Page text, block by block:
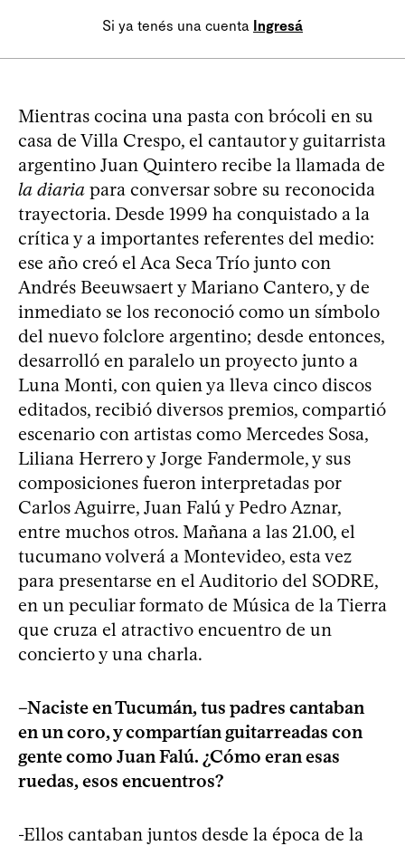
Si ya tenés una cuenta Ingresá
Mientras cocina una pasta con brócoli en su
casa de Villa Crespo, el cantautor y guitarrista
argentino Juan Quintero recibe la llamada de
la diaria para conversar sobre su reconocida
trayectoria. Desde 1999 ha conquistado a la
crítica y a importantes referentes del medio:
ese año creó el Aca Seca Trío junto con
Andrés Beeuwsaert y Mariano Cantero, y de
inmediato se los reconoció como un símbolo
del nuevo folclore argentino; desde entonces,
desarrolló en paralelo un proyecto junto a
Luna Monti, con quien ya lleva cinco discos
editados, recibió diversos premios, compartió
escenario con artistas como Mercedes Sosa,
Liliana Herrero y Jorge Fandermole, y sus
composiciones fueron interpretadas por
Carlos Aguirre, Juan Falú y Pedro Aznar,
entre muchos otros. Mañana a las 21.00, el
tucumano volverá a Montevideo, esta vez
para presentarse en el Auditorio del SODRE,
en un peculiar formato de Música de la Tierra
que cruza el atractivo encuentro de un
concierto y una charla.
–Naciste en Tucumán, tus padres cantaban
en un coro, y compartían guitarreadas con
gente como Juan Falú. ¿Cómo eran esas
ruedas, esos encuentros?
-Ellos cantaban juntos desde la época de la